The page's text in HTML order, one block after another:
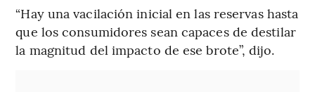
“Hay una vacilación inicial en las reservas hasta
que los consumidores sean capaces de destilar
la magnitud del impacto de ese brote”, dijo.